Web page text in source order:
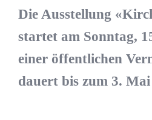
Die Ausstellung
startet am Sonntag,
einer öffentlichen
dauert bis zum 3. Mai